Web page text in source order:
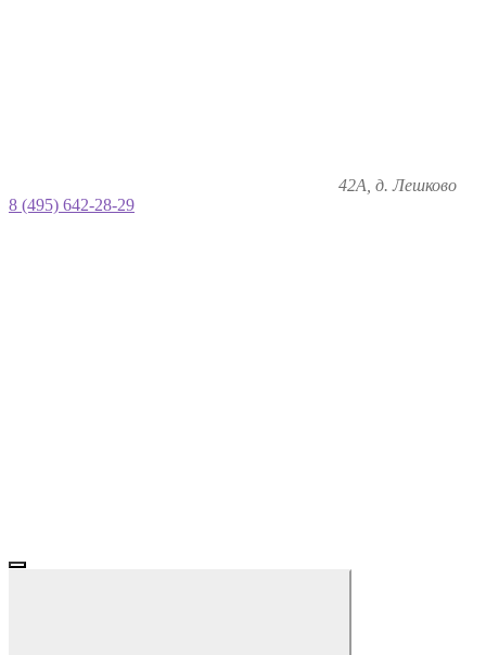
42А, д. Лешково
8 (495) 642-28-29